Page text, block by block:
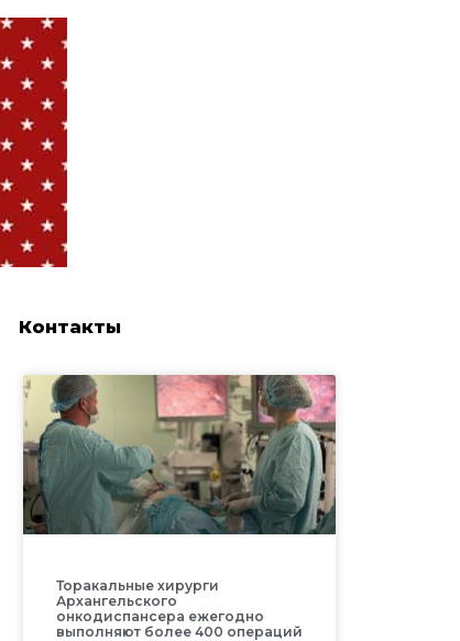
Контакты
Торакальные хирурги
Архангельского
онкодиспансера ежегодно
выполняют более 400 операций